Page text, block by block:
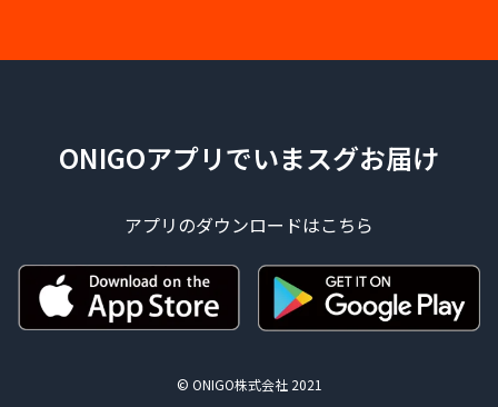
ONIGOアプリでいまスグお届け
アプリのダウンロードはこちら
© ONIGO株式会社 2021